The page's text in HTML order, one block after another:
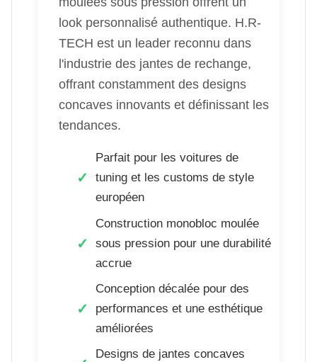
look personnalisé authentique. H.R-
TECH est un leader reconnu dans
l'industrie des jantes de rechange,
offrant constamment des designs
concaves innovants et définissant les
tendances.
Parfait pour les voitures de
tuning et les customs de style
européen
Construction monobloc moulée
sous pression pour une durabilité
accrue
Conception décalée pour des
performances et une esthétique
améliorées
Designs de jantes concaves